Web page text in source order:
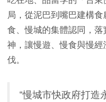
局，從泥巴到嘴巴建構
食、慢城的集體認同，
神，讓慢遊、慢食與慢
伐。
“慢城市快政府打